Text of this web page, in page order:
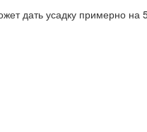
дать усадку примерно